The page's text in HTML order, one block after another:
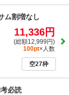
ム割増なし
11,336円
(総額12,999円)
100pt×人数
空27枠
必読